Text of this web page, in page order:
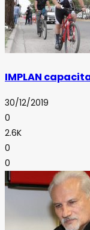
IMPLAN
30/12/2019
0
2.6K
0
0